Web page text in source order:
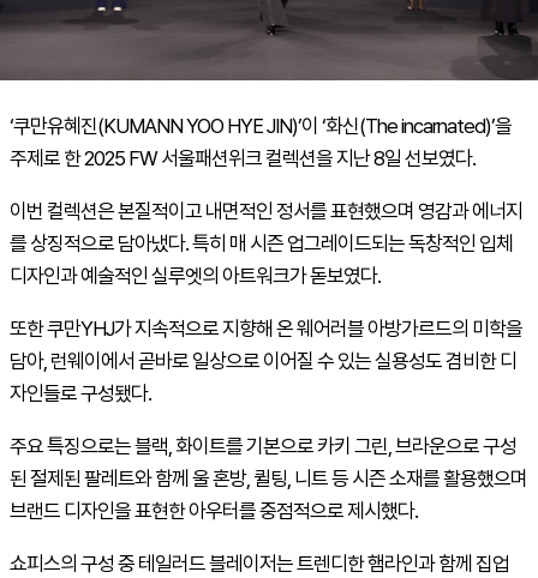
‘쿠만유혜진(KUMANN YOO HYE JIN)’이 ‘화신(The incarnated)’을
주제로 한 2025 FW 서울패션위크 컬렉션을 지난 8일 선보였다.
이번 컬렉션은 본질적이고 내면적인 정서를 표현했으며 영감과 에너지
를 상징적으로 담아냈다. 특히 매 시즌 업그레이드되는 독창적인 입체
디자인과 예술적인 실루엣의 아트워크가 돋보였다.
또한 쿠만YHJ가 지속적으로 지향해 온 웨어러블 아방가르드의 미학을
담아, 런웨이에서 곧바로 일상으로 이어질 수 있는 실용성도 겸비한 디
자인들로 구성됐다.
주요 특징으로는 블랙, 화이트를 기본으로 카키 그린, 브라운으로 구성
된 절제된 팔레트와 함께 울 혼방, 퀼팅, 니트 등 시즌 소재를 활용했으며
브랜드 디자인을 표현한 아우터를 중점적으로 제시했다.
쇼피스의 구성 중 테일러드 블레이저는 트렌디한 햄라인과 함께 집업